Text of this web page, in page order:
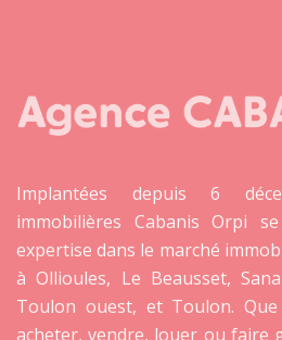
Implantées depuis 6
immobilières Cabanis Orpi
expertise dans le marché
à Ollioules, Le Beausset,
Toulon ouest, et Toulon.
acheter, vendre, louer ou faire